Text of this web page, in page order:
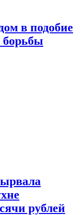
в подобие
борьбы
рублей